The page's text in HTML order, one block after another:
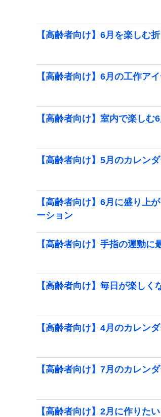
【高齢者向け】6月を楽しむ
【高齢者向け】6月の工作ア
【高齢者向け】室内で楽し
【高齢者向け】5月のカレン
【高齢者向け】6月に盛り上
ーション
【高齢者向け】手指の運動
【高齢者向け】毎日が楽し
【高齢者向け】4月のカレン
【高齢者向け】7月のカレン
【高齢者向け】2月に作りた